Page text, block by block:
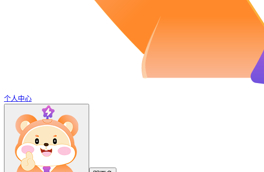
个人中心